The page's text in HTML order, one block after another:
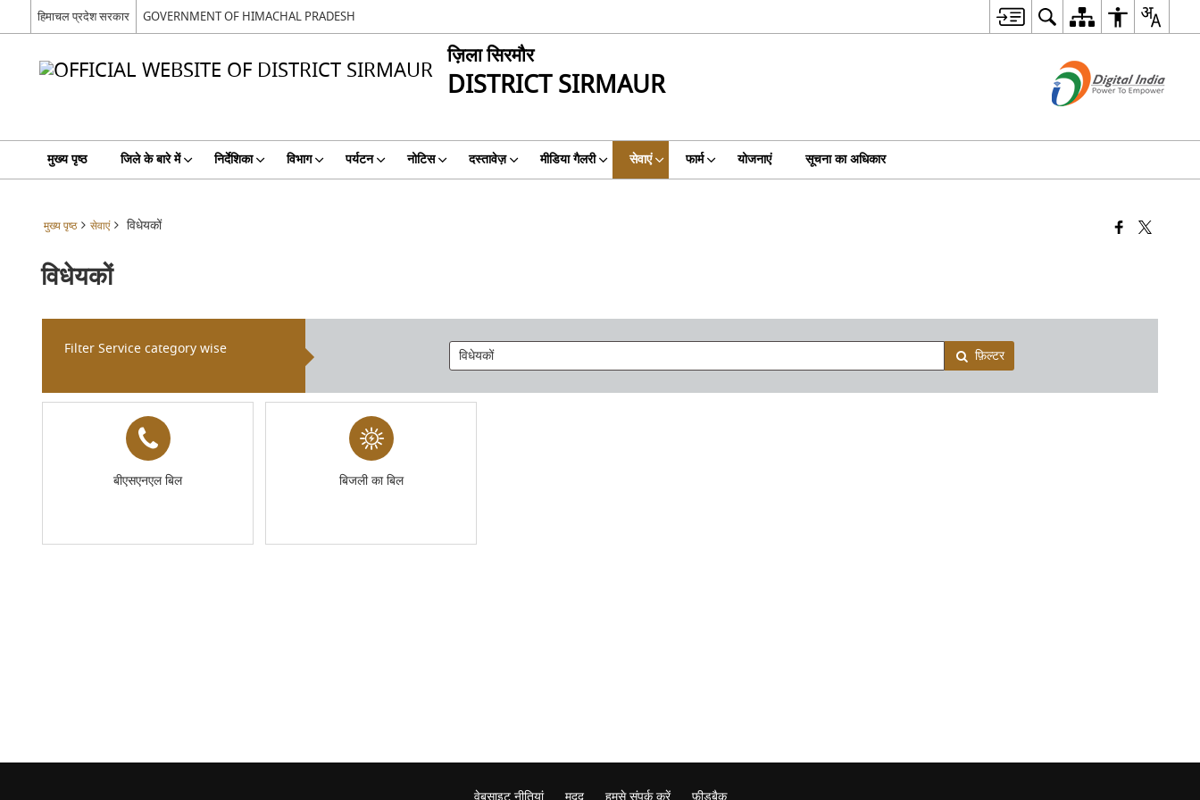
हिमाचल प्रदेश सरकार GOVERNMENT OF HIMACHAL PRADESH
ज़िला सिरमौर
DISTRICT SIRMAUR
मुख्य पृष्ठ जिले के बारे में निर्देशिका विभाग पर्यटन नोटिस दस्तावेज़ मीडिया गैलरी सेवाएं फार्म योजनाएं सूचना का अधिकार
मुख्य पृष्ठ सेवाएं विधेयकों
विधेयकों
Filter Service category wise फ़िल्टर
बीएसएनएल बिल बिजली का बिल